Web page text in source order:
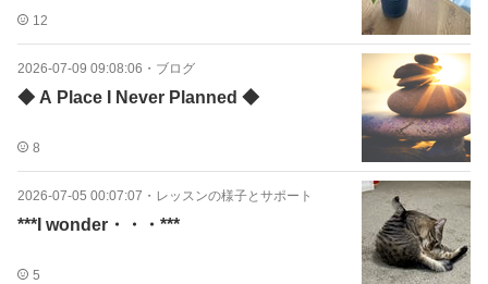
12
2026-07-09 09:08:06 ・ ブログ
◆ A Place I Never Planned ◆
8
2026-07-05 00:07:07 ・ レッスンの様子とサポート
***I wonder・・・***
5